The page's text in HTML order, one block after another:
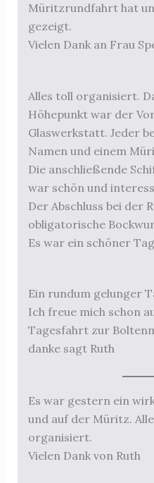
Müritzrundfahrt hat
gezeigt.
Vielen Dank an Frau
Alles toll organisiert.
Höhepunkt war der
Glaswerkstatt. Jeder
Namen und einem
Die anschließende
war schön und
Der Abschluss bei der
obligatorische
Es war ein schöner
Ein rundum gelunger
Ich freue mich schon
Tagesfahrt zur
danke sagt Ruth
Es war gestern ein
und auf der Müritz.
organisiert.
Vielen Dank von Ruth